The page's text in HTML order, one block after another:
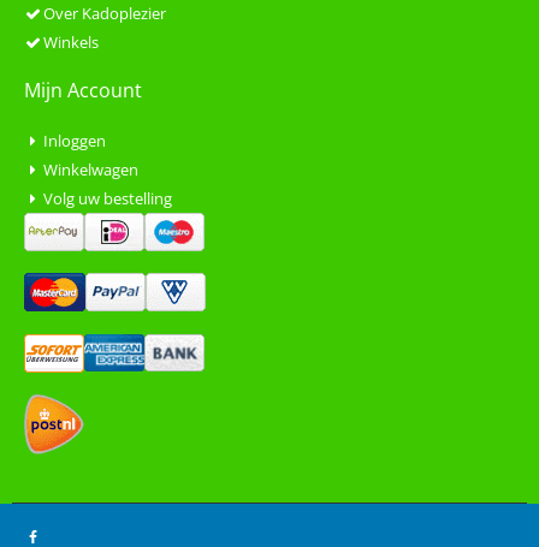
Over Kadoplezier
Winkels
Mijn Account
Inloggen
Winkelwagen
Volg uw bestelling